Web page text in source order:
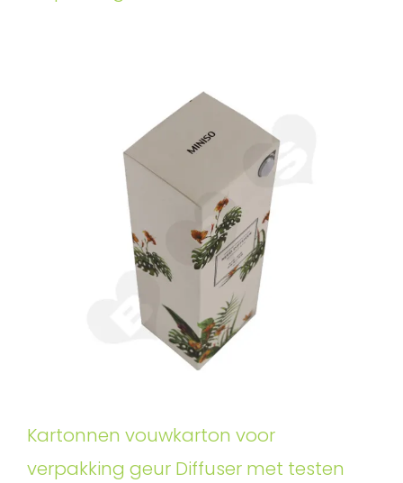
Kartonnen vouwkarton voor
verpakking geur Diffuser met testen